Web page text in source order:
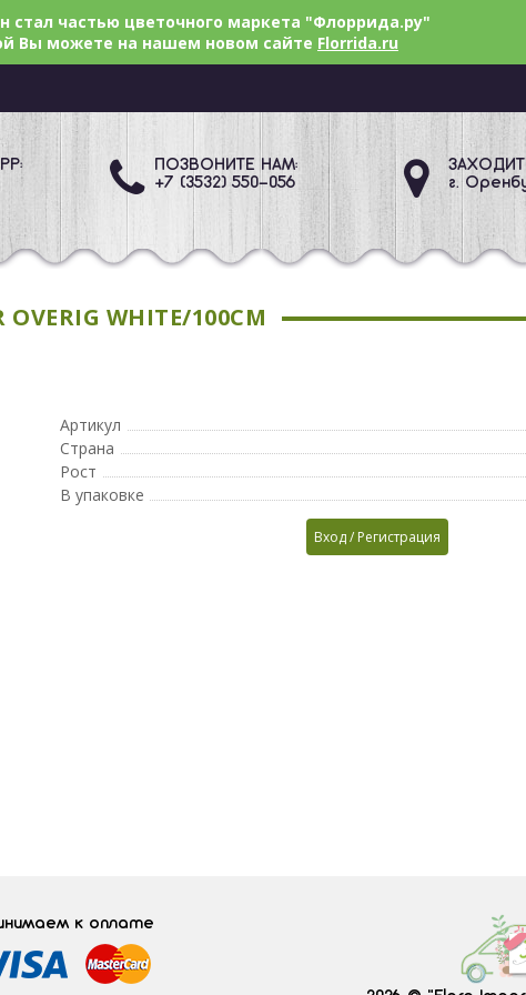
частью цветочного маркета "Флоррида.ру"
Вы можете на нашем новом сайте Florrida.ru
ПОЗВОНИТЕ НАМ:
+7 (3532) 550-056
г.
WHITE/100СМ
Артикул
Страна
Рост
В упаковке
Вход / Регистрация
к оплате